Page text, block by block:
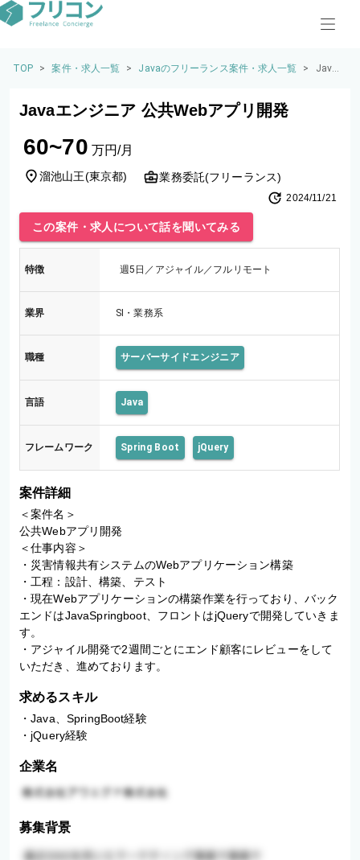
TOP > 案件・求人一覧 > Javaのフリーランス案件・求人一覧 >
Java
Javaエンジニア 公共Webアプリ開発
60~70 万円/月
溜池山王(東京都) 業務委託(フリーランス)
2024/11/21
この案件・求人について話を聞いてみる
特徴 週5日／アジャイル／フルリモート
業界 SI・業務系
職種 サーバーサイドエンジニア
言語 Java
フレームワーク Spring Boot jQuery
案件詳細
＜案件名＞
公共Webアプリ開発
＜仕事内容＞
・災害情報共有システムのWebアプリケーション構築
・工程：設計、構築、テスト
・現在Webアプリケーションの構築作業を行っており、バック
エンドはJavaSpringboot、フロントはjQueryで開発していきま
す。
・アジャイル開発で2週間ごとにエンド顧客にレビューをして
いただき、進めております。
求めるスキル
・Java、SpringBoot経験
・jQuery経験
企業名
募集背景